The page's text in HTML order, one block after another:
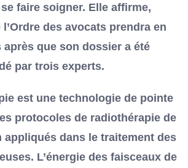
faire soigner. Elle affirme,
des avocats prendra en
que son dossier a été
par trois experts.
est une technologie de pointe
protocoles de radiothérapie de
appliqués dans le traitement des
L’énergie des faisceaux de